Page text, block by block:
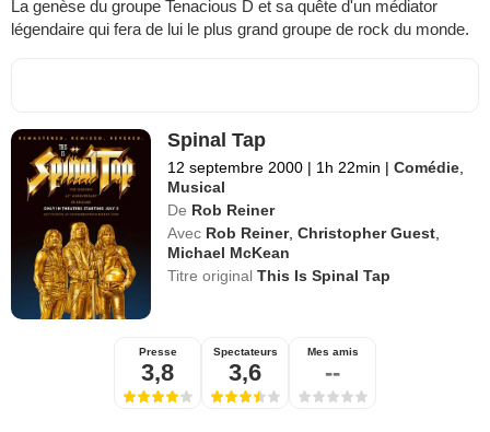
La genèse du groupe Tenacious D et sa quête d'un médiator
légendaire qui fera de lui le plus grand groupe de rock du monde.
Spinal Tap
12 septembre 2000 | 1h 22min | Comédie
Musical
De Rob Reiner
Avec Rob Reiner,Christopher Guest
Michael McKean
Titre originalThis Is Spinal Tap
Presse
3,8
Spectateurs
3,6
Mes amis
--